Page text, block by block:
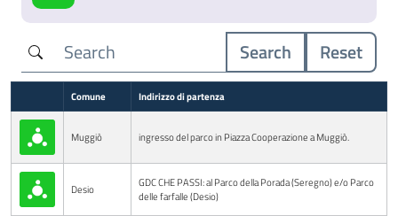
Search Reset
Comune Indirizzo di partenza
Muggiò ingresso del parco in Piazza Cooperazione a Muggiò.
Desio
GDC CHE PASSI: al Parco della Porada (Seregno) e/o Parco
delle farfalle (Desio)